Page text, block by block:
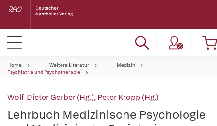
Home Weitere Literatur
Medizin
Psychiatrie und Psychotherapie
Wolf-Dieter Gerber (Hg.),Peter Kropp (Hg.)
Lehrbuch Medizinische Psychologie